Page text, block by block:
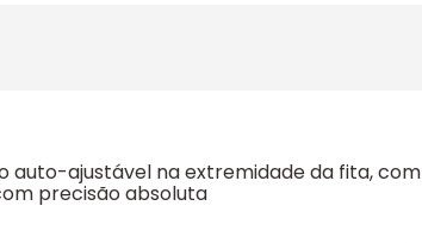
auto-ajustável na extremidade da fita,
precisão absoluta